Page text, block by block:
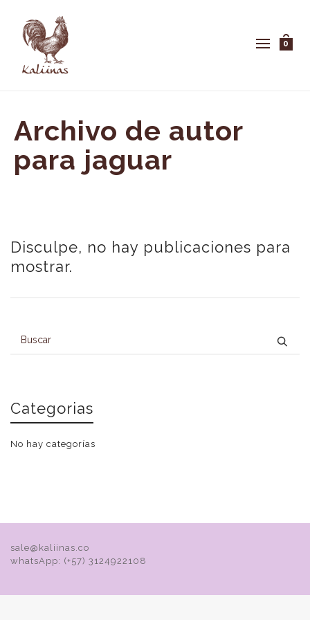
0
Archivo de autor
para jaguar
Disculpe, no hay publicaciones para
mostrar.
Categorias
No hay categorías
sale@kaliinas.co
whatsApp: (+57) 3124922108